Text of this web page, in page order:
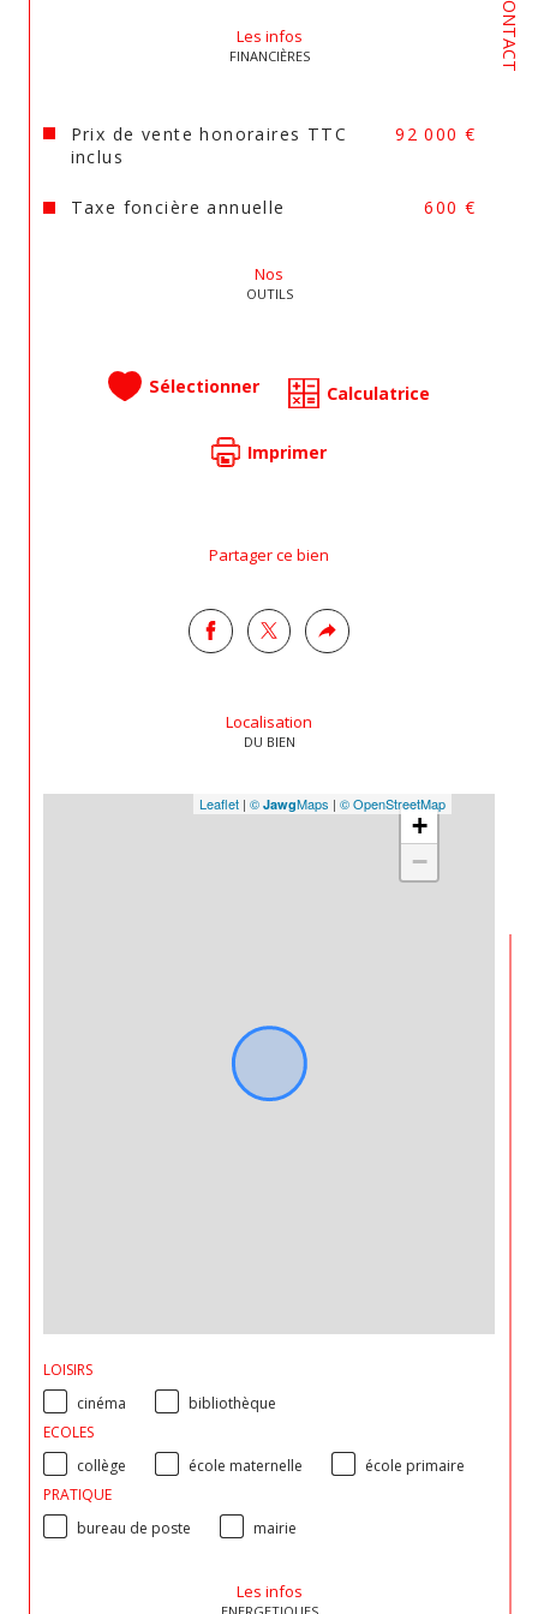
CONTACT
Les infos
FINANCIÈRES
Prix de vente honoraires TTC
inclus
92 000 €
Taxe foncière annuelle 600 €
Nos
OUTILS
Sélectionner Calculatrice
Imprimer
Partager ce bien
Localisation
DU BIEN
+
−
Leaflet | © JawgMaps | © OpenStreetMap
LOISIRS
cinéma
bibliothèque
ECOLES
collège
école maternelle
école primaire
PRATIQUE
bureau de poste
mairie
Les infos